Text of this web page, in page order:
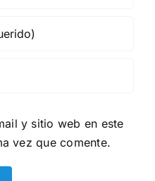
y sitio web en este
vez que comente.